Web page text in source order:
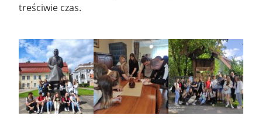
treściwie czas.